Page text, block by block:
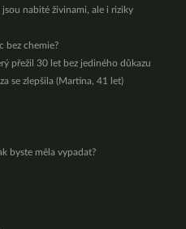
nabité živinami, ale i riziky
bez chemie?
přežil 30 let bez jediného důkazu
se zlepšila (Martina, 41 let)
byste měla vypadat?